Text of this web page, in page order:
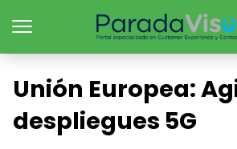
Unión Europea:
despliegues 5G